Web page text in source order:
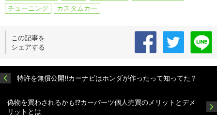
チューニング
カスタムカー
この記事を
シェアする
特許を無償公開!!カーナビはホンダが作ったって知ってた？
偽物を買わされるかも!?カーパーツ個人売買のメリットとデメ
リットとは